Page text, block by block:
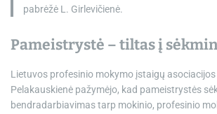
pabrėžė L. Girlevičienė.
Pameistrystė – tiltas į
Lietuvos profesinio mokymo įstaigų asociacijos
Pelakauskienė pažymėjo, kad pameistrystės
bendradarbiavimas tarp mokinio, profesinio